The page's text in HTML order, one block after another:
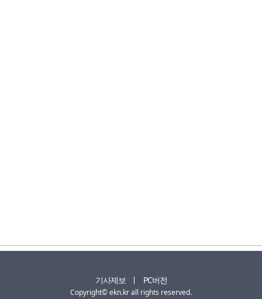
기사제보 PC버전
Copyright© ekn.kr all rights reserved.